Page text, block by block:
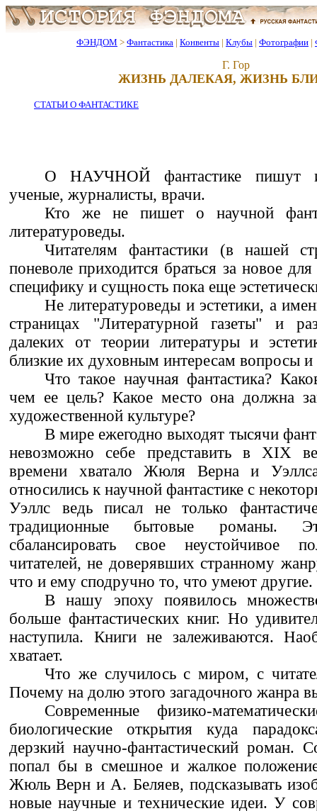
ФЭНДОМ > Фантастика | Конвенты | Клубы | Фотографии |
Г. Гор
ЖИЗНЬ ДАЛЕКАЯ, ЖИЗНЬ
СТАТЬИ О ФАНТАСТИКЕ
О НАУЧНОЙ фантастике пишут
ученые, журналисты, врачи.
Кто же не пишет о научной
литературоведы.
Читателям фантастики (в нашей
поневоле приходится браться за новое
специфику и сущность пока еще
Не литературоведы и эстетики, а
страницах "Литературной газеты" и
далеких от теории литературы и
близкие их духовным интересам вопросы
Что такое научная фантастика?
чем ее цель? Какое место она должна
художественной культуре?
В мире ежегодно выходят тысячи
невозможно себе представить в XIX
времени хватало Жюля Верна и
относились к научной фантастике с
Уэллс ведь писал не только
традиционные бытовые романы.
сбалансировать свое неустойчивое
читателей, не доверявших странному
что и ему сподручно то, что умеют другие.
В нашу эпоху появилось
больше фантастических книг. Но
наступила. Книги не залеживаются.
хватает.
Что же случилось с миром, с
Почему на долю этого загадочного жанра
Современные физико-
биологические открытия куда
дерзкий научно-фантастический роман.
попал бы в смешное и жалкое
Жюль Верн и А. Беляев, подсказывать
новые научные и технические идеи. У